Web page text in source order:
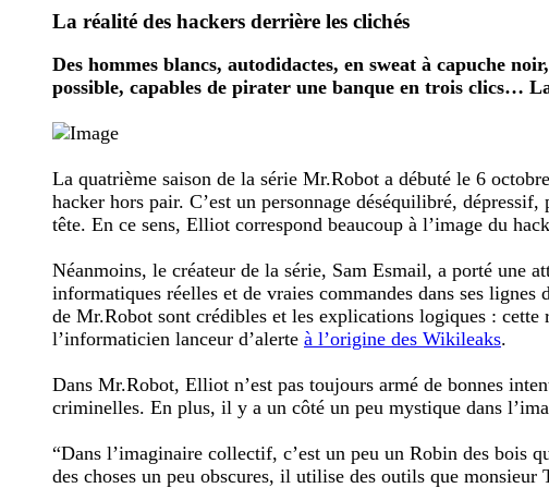
La réalité des hackers derrière les clichés
Des hommes blancs, autodidactes, en sweat à capuche
possible, capables de pirater une banque en trois clics…
La quatrième saison de la série Mr.Robot a débuté le 6
hacker hors pair. C’est un personnage déséquilibré,
tête. En ce sens, Elliot correspond beaucoup à l’image du
Néanmoins, le créateur de la série, Sam Esmail, a porté une
informatiques réelles et de vraies commandes dans ses
de Mr.Robot sont crédibles et les explications logiques :
l’informaticien lanceur d’alerte à l’origine des Wikileaks.
Dans Mr.Robot, Elliot n’est pas toujours armé de bonnes
criminelles. En plus, il y a un côté un peu mystique dans
“Dans l’imaginaire collectif, c’est un peu un Robin des bois
des choses un peu obscures, il utilise des outils que